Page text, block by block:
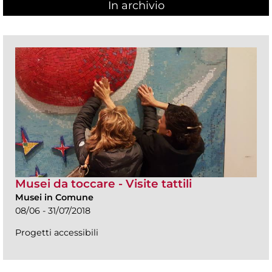
In archivio
Musei da toccare - Visite tattili
Musei in Comune
08/06 - 31/07/2018
Progetti accessibili